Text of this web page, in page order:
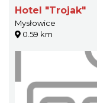
Hotel "Trojak"
Mysłowice
0.59 km